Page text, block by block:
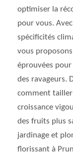
optimiser la
pour vous.
spécificités
vous
éprouvées
des ravageurs.
comment
croissance
des fruits plus
jardinage et
florissant à